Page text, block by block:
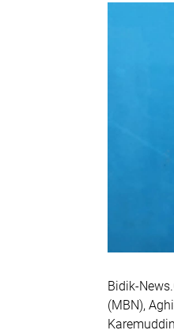
Bidik-
(MBN),